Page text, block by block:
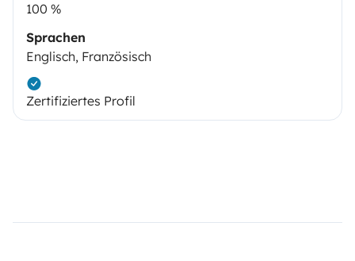
100 %
Sprachen
Englisch, Französisch
Zertifiziertes Profil